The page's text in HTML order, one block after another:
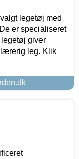
legetøj med
er specialiseret
giver
leg. Klik